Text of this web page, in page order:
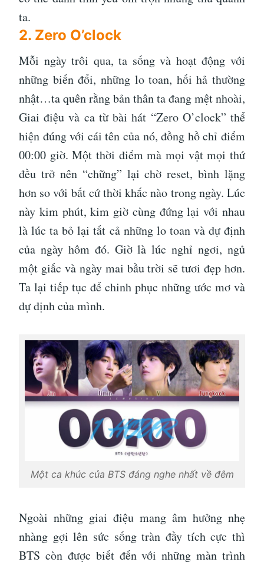
ta.
2. Zero O’clock
Mỗi ngày trôi qua, ta sống và hoạt động với
những biến đổi, những lo toan, hối hả thường
nhật…ta quên rằng bản thân ta đang mệt nhoài,
Giai điệu và ca từ bài hát “Zero O’clock” thể
hiện đúng với cái tên của nó, đồng hồ chỉ điểm
00:00 giờ. Một thời điểm mà mọi vật mọi thứ
đều trở nên “chững” lại chờ reset, bình lặng
hơn so với bất cứ thời khắc nào trong ngày. Lúc
này kim phút, kim giờ cùng đứng lại với nhau
là lúc ta bỏ lại tất cả những lo toan và dự định
của ngày hôm đó. Giờ là lúc nghỉ ngơi, ngủ
một giấc và ngày mai bầu trời sẽ tươi đẹp hơn.
Ta lại tiếp tục để chinh phục những ước mơ và
dự định của mình.
Một ca khúc của BTS đáng nghe nhất về đêm
Ngoài những giai điệu mang âm hưởng nhẹ
nhàng gợi lên sức sống tràn đầy tích cực thì
BTS còn được biết đến với những màn trình